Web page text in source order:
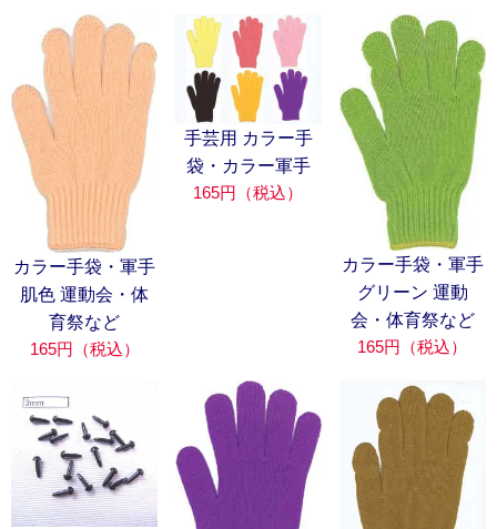
カラー手袋・軍手
肌色 運動会・体
育祭など
165円（税込）
手芸用 カラー手
袋・カラー軍手
165円（税込）
カラー手袋・軍手
グリーン 運動
会・体育祭など
165円（税込）